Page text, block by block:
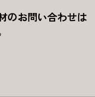
のお問い合わせは